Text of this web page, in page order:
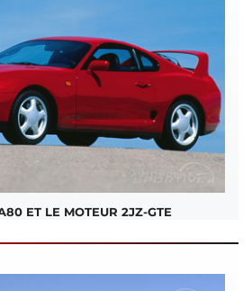
ET LE MOTEUR 2JZ-GTE